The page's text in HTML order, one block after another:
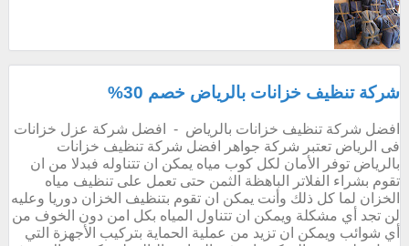
شركة تنظيف خزانات بالرياض خصم 30%
افضل شركة تنظيف خزانات بالرياض - افضل شركة عزل خزانات
فى الرياض تعتبر شركة جواهر افضل شركة تنظيف خزانات
بالرياض توفر الأمان لكل كوب مياه يمكن ان تتناوله فبدلا من ان
تقوم بشراء الفلاتر الباهظة الثمن حتى تعمل على تنظيف مياه
الخزان لما كل ذلك وأنت يمكن ان تقوم بتنظيف الخزان دوريا وعليه
لن تجد أي مشكلة ويمكن ان تتناول المياه بكل امن دون الخوف من
أي شوائب ويمكن ان تزيد من عملية الحماية بتركيب الأجهزة التي